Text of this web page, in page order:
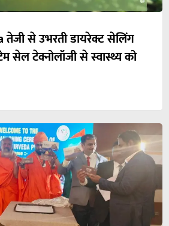
से उभरती डायरेक्ट सेलिंग
सेल टेक्नोलॉजी से स्वास्थ्य को